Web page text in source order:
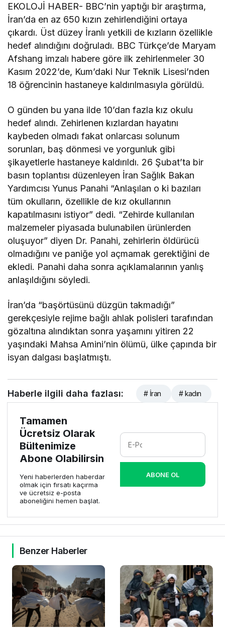
EKOLOJİ HABER- BBC’nin yaptığı bir araştırma,
İran’da en az 650 kızın zehirlendiğini ortaya
çıkardı. Üst düzey İranlı yetkili de kızların özellikle
hedef alındığını doğruladı. BBC Türkçe’de Maryam
Afshang imzalı habere göre ilk zehirlenmeler 30
Kasım 2022’de, Kum’daki Nur Teknik Lisesi’nden
18 öğrencinin hastaneye kaldırılmasıyla görüldü.
O günden bu yana ilde 10’dan fazla kız okulu
hedef alındı. Zehirlenen kızlardan hayatını
kaybeden olmadı fakat onlarcası solunum
sorunları, baş dönmesi ve yorgunluk gibi
şikayetlerle hastaneye kaldırıldı. 26 Şubat’ta bir
basın toplantısı düzenleyen İran Sağlık Bakan
Yardımcısı Yunus Panahi “Anlaşılan o ki bazıları
tüm okulların, özellikle de kız okullarının
kapatılmasını istiyor” dedi. “Zehirde kullanılan
malzemeler piyasada bulunabilen ürünlerden
oluşuyor” diyen Dr. Panahi, zehirlerin öldürücü
olmadığını ve paniğe yol açmamak gerektiğini de
ekledi. Panahi daha sonra açıklamalarının yanlış
anlaşıldığını söyledi.
İran’da “başörtüsünü düzgün takmadığı”
gerekçesiyle rejime bağlı ahlak polisleri tarafından
gözaltına alındıktan sonra yaşamını yitiren 22
yaşındaki Mahsa Amini’nin ölümü, ülke çapında bir
isyan dalgası başlatmıştı.
Haberle ilgili daha fazlası: # İran # kadın
Tamamen
Ücretsiz Olarak
Bültenimize
Abone Olabilirsin
Yeni haberlerden haberdar
olmak için fırsatı kaçırma
ve ücretsiz e-posta
aboneliğini hemen başlat.
ABONE OL
Benzer Haberler